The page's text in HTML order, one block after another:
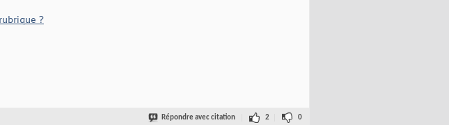
?
Répondre avec citation 2 0